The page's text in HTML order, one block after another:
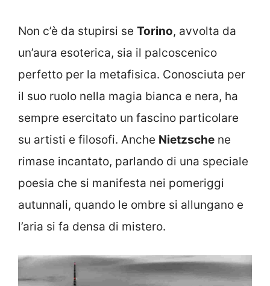
Non c’è da stupirsi se Torino, avvolta da
un’aura esoterica, sia il palcoscenico
perfetto per la metafisica. Conosciuta per
il suo ruolo nella magia bianca e nera, ha
sempre esercitato un fascino particolare
su artisti e filosofi. Anche Nietzsche ne
rimase incantato, parlando di una speciale
poesia che si manifesta nei pomeriggi
autunnali, quando le ombre si allungano e
l’aria si fa densa di mistero.